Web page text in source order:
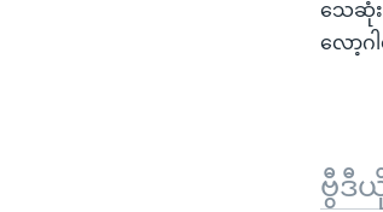
သေဆုံး
လော့ဂ
ဗွီဒီ